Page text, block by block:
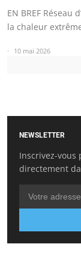
EN BREF Réseau
la chaleur
10 mai 2026
NEWSLETTER
Inscrivez-vous
directement